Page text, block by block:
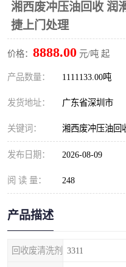
湘西废冲压油回收 润
捷上门处理
价格： 8888.00 元/吨 起
产品数量： 1111133.00吨
发货地址： 广东省深圳市
关键词： 湘西废冲压油回
发布日期： 2026-08-09
阅 读 量： 248
产品描述
回收废清洗剂 3311